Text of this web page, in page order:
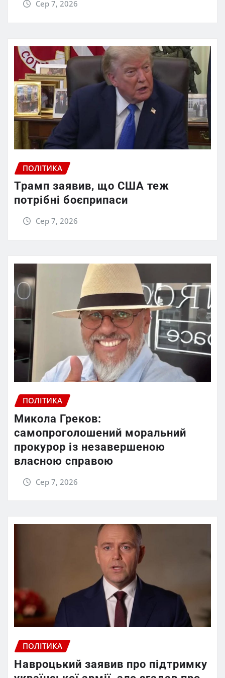
Сер 7, 2026
ПОЛІТИКА
Трамп заявив, що США теж
потрібні боєприпаси
Сер 7, 2026
ПОЛІТИКА
Микола Греков:
самопроголошений моральний
прокурор із незавершеною
власною справою
Сер 7, 2026
ПОЛІТИКА
Навроцький заявив про підтримку